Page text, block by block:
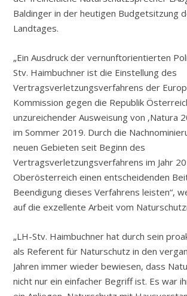
Baldinger in der heutigen Budgetsitzung
Landtages.
„Ein Ausdruck der vernunftorientierten
Stv. Haimbuchner ist die Einstellung des
Vertragsverletzungsverfahrens der
Kommission gegen die Republik
unzureichender Ausweisung von ‚Natura
im Sommer 2019. Durch die
neuen Gebieten seit Beginn des
Vertragsverletzungsverfahrens im Jahr
Oberösterreich einen entscheidenden
Beendigung dieses Verfahrens leisten“,
auf die exzellente Arbeit vom
„LH-Stv. Haimbuchner hat durch sein
als Referent für Naturschutz in den
Jahren immer wieder bewiesen, dass
nicht nur ein einfacher Begriff ist. Es war